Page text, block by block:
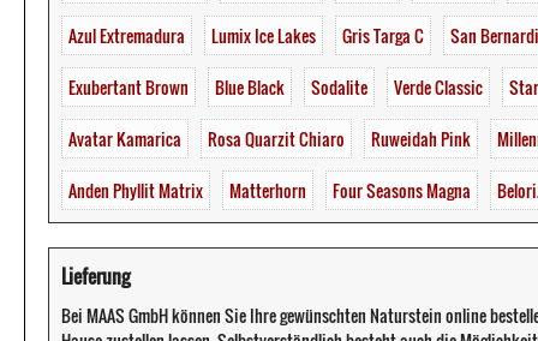
Azul Extremadura Lumix Ice Lakes Gris Targa C San
Exubertant Brown Blue Black Sodalite Verde Classic
Avatar Kamarica Rosa Quarzit Chiaro Ruweidah Pink
Anden Phyllit Matrix Matterhorn Four Seasons Magna
Lieferung
Bei MAAS GmbH können Sie Ihre gewünschten Naturstein online